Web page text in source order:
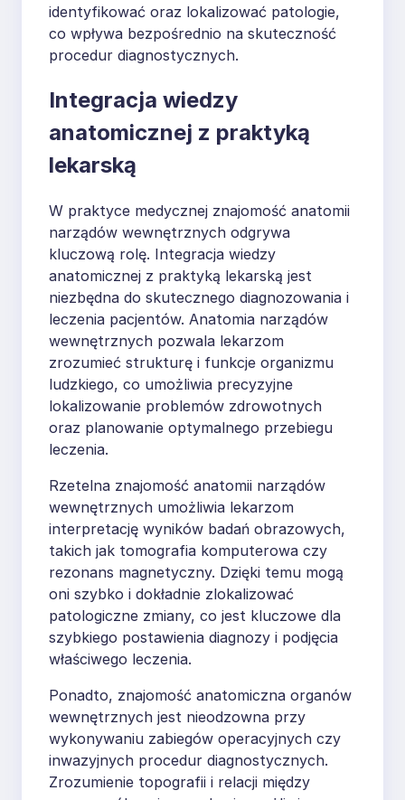
identyfikować oraz lokalizować patologie,
co wpływa bezpośrednio na skuteczność
procedur diagnostycznych.
Integracja wiedzy
anatomicznej z praktyką
lekarską
W praktyce medycznej znajomość anatomii
narządów wewnętrznych odgrywa
kluczową rolę. Integracja wiedzy
anatomicznej z praktyką lekarską jest
niezbędna do skutecznego diagnozowania i
leczenia pacjentów. Anatomia narządów
wewnętrznych pozwala lekarzom
zrozumieć strukturę i funkcje organizmu
ludzkiego, co umożliwia precyzyjne
lokalizowanie problemów zdrowotnych
oraz planowanie optymalnego przebiegu
leczenia.
Rzetelna znajomość anatomii narządów
wewnętrznych umożliwia lekarzom
interpretację wyników badań obrazowych,
takich jak tomografia komputerowa czy
rezonans magnetyczny. Dzięki temu mogą
oni szybko i dokładnie zlokalizować
patologiczne zmiany, co jest kluczowe dla
szybkiego postawienia diagnozy i podjęcia
właściwego leczenia.
Ponadto, znajomość anatomiczna organów
wewnętrznych jest nieodzowna przy
wykonywaniu zabiegów operacyjnych czy
inwazyjnych procedur diagnostycznych.
Zrozumienie topografii i relacji między